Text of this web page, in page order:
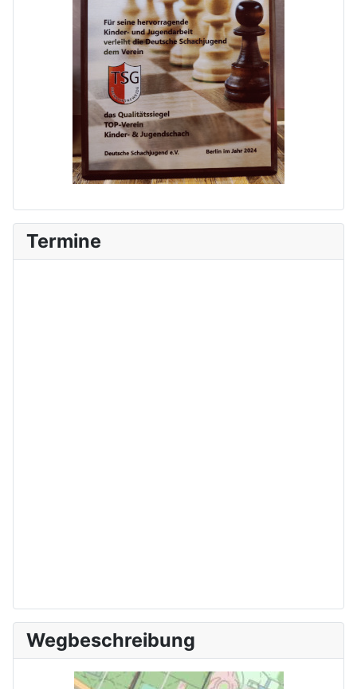
Termine
Wegbeschreibung